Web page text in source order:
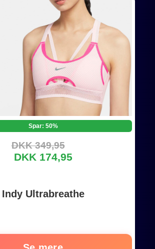
Spar: 50%
DKK 349,95
DKK 174,95
Indy Ultrabreathe